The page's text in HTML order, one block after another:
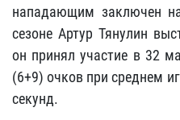
нападающим заключен
сезоне Артур Тянулин
он принял участие в 32
(6+9) очков при среднем
секунд.